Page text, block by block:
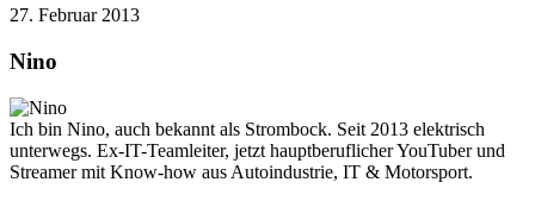
27. Februar 2013
Nino
Ich bin Nino, auch bekannt als Strombock. Seit 2013 elektrisch
unterwegs. Ex-IT-Teamleiter, jetzt hauptberuflicher YouTuber und
Streamer mit Know-how aus Autoindustrie, IT & Motorsport.